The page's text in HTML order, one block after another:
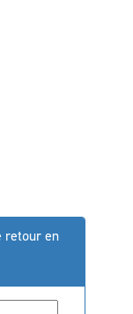
retour en